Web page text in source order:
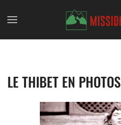
Skip to main content
LE THIBET EN PHOTOS